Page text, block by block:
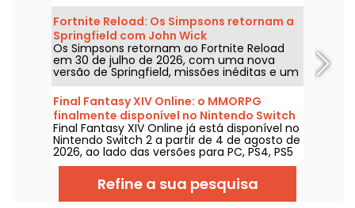
PlayStation Plus. Então, quais são os jogos
grátis de agosto de 2026? Confira a seleção
deste mês.
Fortnite Reload: Os Simpsons retornam a
Springfield com John Wick
Os Simpsons retornam ao Fortnite Reload
em 30 de julho de 2026, com uma nova
versão de Springfield, missões inéditas e um
crossover com John Wick. A atualização traz
vários locais emblemáticos, um estilo
especial para o famoso assassino e novos
elementos de jogabilidade.
Final Fantasy XIV Online: o MMORPG
finalmente disponível no Nintendo Switch
2
Final Fantasy XIV Online já está disponível no
Nintendo Switch 2 a partir de 4 de agosto de
2026, ao lado das versões para PC, PS4, PS5
e Xbox Series. A Square Enix adapta, assim, o
seu RPG online a uma nova consola,
garantindo o acesso aos mesmos servidores
e ao mesmo conteúdo das outras
Refine a sua pesquisa